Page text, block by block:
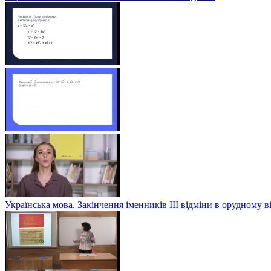
Українська мова. Закінчення іменників ІІІ відміни в орудному